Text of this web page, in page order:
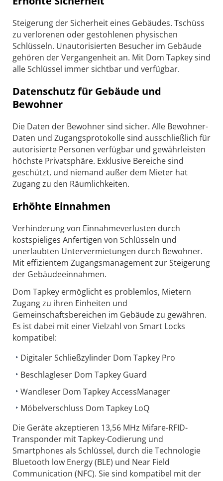
Steigerung der Sicherheit eines Gebäudes. Tschüss
zu verlorenen oder gestohlenen physischen
Schlüsseln. Unautorisierten Besucher im Gebäude
gehören der Vergangenheit an. Mit Dom Tapkey sind
alle Schlüssel immer sichtbar und verfügbar.
Datenschutz für Gebäude und
Bewohner
Die Daten der Bewohner sind sicher. Alle Bewohner-
Daten und Zugangsprotokolle sind ausschließlich für
autorisierte Personen verfügbar und gewährleisten
höchste Privatsphäre. Exklusive Bereiche sind
geschützt, und niemand außer dem Mieter hat
Zugang zu den Räumlichkeiten.
Erhöhte Einnahmen
Verhinderung von Einnahmeverlusten durch
kostspieliges Anfertigen von Schlüsseln und
unerlaubten Untervermietungen durch Bewohner.
Mit effizientem Zugangsmanagement zur Steigerung
der Gebäudeeinnahmen.
Dom Tapkey ermöglicht es problemlos, Mietern
Zugang zu ihren Einheiten und
Gemeinschaftsbereichen im Gebäude zu gewähren.
Es ist dabei mit einer Vielzahl von Smart Locks
kompatibel:
Digitaler Schließzylinder Dom Tapkey Pro
Beschlagleser Dom Tapkey Guard
Wandleser Dom Tapkey AccessManager
Möbelverschluss Dom Tapkey LoQ
Die Geräte akzeptieren 13,56 MHz Mifare-RFID-
Transponder mit Tapkey-Codierung und
Smartphones als Schlüssel, durch die Technologie
Bluetooth low Energy (BLE) und Near Field
Communication (NFC). Sie sind kompatibel mit der